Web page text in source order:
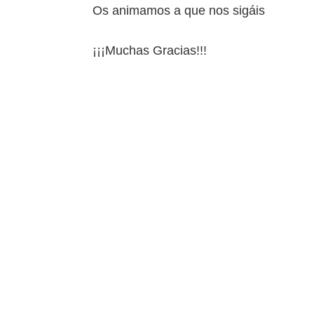
Os animamos a que nos sigáis
¡¡¡Muchas Gracias!!!